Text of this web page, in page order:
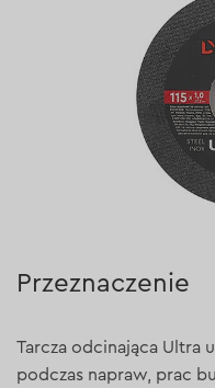
Przeznaczenie
Tarcza odcinająca Ultra
podczas napraw, prac